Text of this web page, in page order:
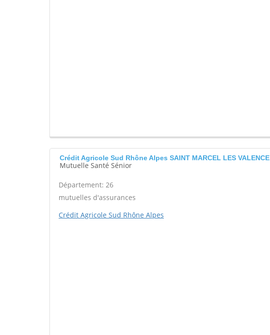
Crédit Agricole Sud Rhône Alpes SAINT MARCEL LES VALENCE
Mutuelle Santé Sénior
Département: 26
mutuelles d'assurances
Crédit Agricole Sud Rhône Alpes